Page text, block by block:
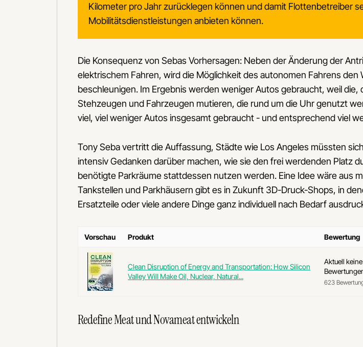
Kilometer pro Jahr zurücklegen können und damit Flottenbetreiber
Mobilitätsdienstleistungen anbieten können.
Die Konsequenz von Sebas Vorhersagen: Neben der Änderung der
elektrischem Fahren, wird die Möglichkeit des autonomen Fahrens den
beschleunigen. Im Ergebnis werden weniger Autos gebraucht, weil die,
Stehzeugen und Fahrzeugen mutieren, die rund um die Uhr genutzt
viel, viel weniger Autos insgesamt gebraucht - und entsprechend viel
Tony Seba vertritt die Auffassung, Städte wie Los Angeles müssten
intensiv Gedanken darüber machen, wie sie den frei werdenden Platz
benötigte Parkräume stattdessen nutzen werden. Eine Idee wäre aus
Tankstellen und Parkhäusern gibt es in Zukunft 3D-Druck-Shops, in
Ersatzteile oder viele andere Dinge ganz individuell nach Bedarf
Vorschau Produkt Bewertung
Clean Disruption of Energy and Transportation: How Silicon
Valley Will Make Oil, Nuclear, Natural...
Aktuell keine
623
Redefine Meat und Novameat entwickeln